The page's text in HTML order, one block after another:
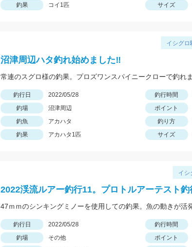
釣果
コイ1匹 サイズ
イシグロ
沼津周辺ハタ釣れ始めました‼
常連のスグロ様の釣果。プロズワンスパイニークローで釣れ
釣行日 2022/05/28 釣行時間
釣場
沼津周辺
ポイント
釣魚
アカハタ 釣り方
釣果
アカハタ1匹 サイズ
イシ
2022渓流ルアー釣行11。プロトルアーテスト釣
釣行日 2022/05/28 釣行時間
釣場
その他
ポイント